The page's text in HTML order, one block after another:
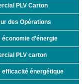
PLV Carton
des Opérations
économie d’énergie
PLV carton
efficacité énergétique